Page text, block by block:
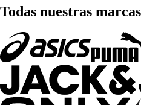
Todas nuestras marcas